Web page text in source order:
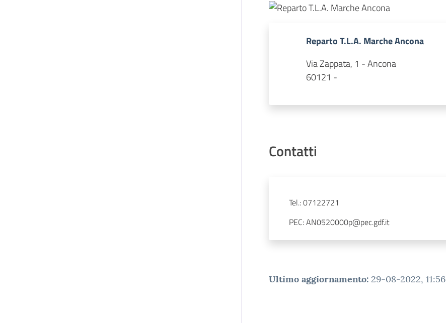
Reparto T.L.A. Marche Ancona
Via Zappata, 1 - Ancona
60121 -
Contatti
Tel.:07122721
PEC:AN0520000p@pec.gdf.it
Ultimo aggiornamento: 29-08-2022, 11:56